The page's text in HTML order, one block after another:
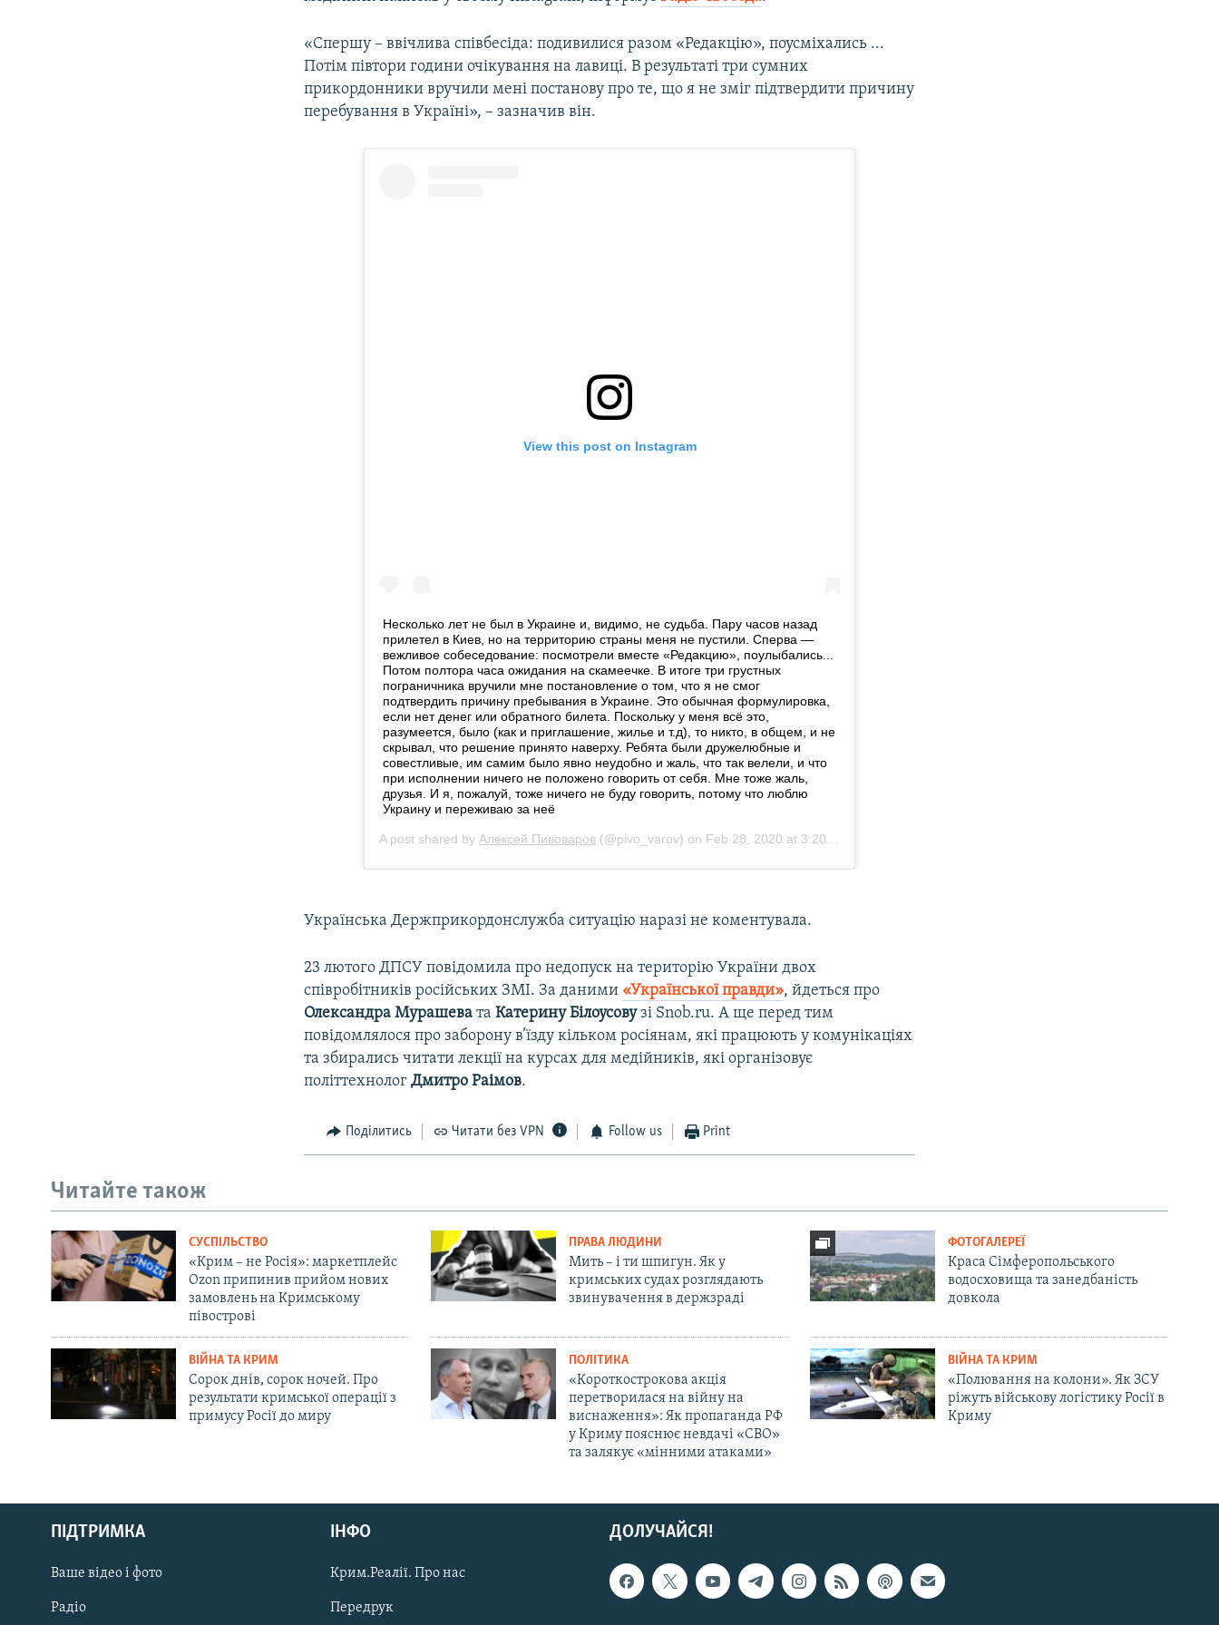
Русский
Qırımtatar
ДОЛУЧАЙСЯ!
«Спершу – ввічлива співбесіда: подивилися разом «Редакцію», поусміхались ...
Потім півтори години очікування на лавиці. В результаті три сумних
прикордонники вручили мені постанову про те, що я не зміг підтвердити причину
перебування в Україні», – зазначив він.
Українська Держприкордонслужба ситуацію наразі не коментувала.
23 лютого ДПСУ повідомила про недопуск на територію України двох
співробітників російських ЗМІ. За даними «Української правди», йдеться про
Олександра Мурашева таКатерину Білоусовузі Snob.ru. А ще перед тим
повідомлялося про заборону в’їзду кільком росіянам, які працюють у комунікаціях
та збирались читати лекції на курсах для медійників, які організовує
політтехнологДмитро Раімов.
Поділитись Читати без VPN Follow us Print
Читайте також
СУСПІЛЬСТВО
«Крим – не Росія»: маркетплейс
Ozon припинив прийом нових
замовлень на Кримському
півострові
ПРАВА ЛЮДИНИ
Мить – і ти шпигун. Як у
кримських судах розглядають
звинувачення в держзраді
ФОТОГАЛЕРЕЇ
Краса Сімферопольського
водосховища та занедбаність
довкола
ВІЙНА ТА КРИМ
Сорок днів, сорок ночей. Про
результати кримської операції з
примусу Росії до миру
ПОЛІТИКА
«Короткострокова акція
перетворилася на війну на
виснаження»: Як пропаганда РФ
у Криму пояснює невдачі «СВО»
та залякує «мінними атаками»
ВІЙНА ТА КРИМ
«Полювання на колони». Як ЗСУ
ріжуть військову логістику Росії в
Криму
ДОЛУЧАЙСЯ!
ПІДТРИМКА
Ваше відео і фото
Радіо
ІНФО
Крим.Реалії. Про нас
Передрук